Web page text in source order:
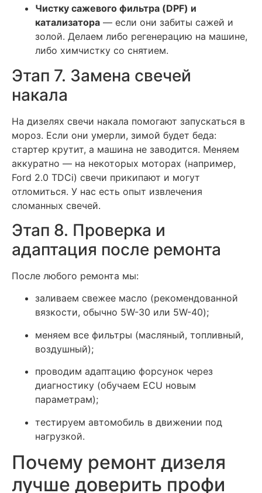
Чистку сажевого фильтра (DPF) и
катализатора — если они забиты сажей и
золой. Делаем либо регенерацию на машине,
либо химчистку со снятием.
Этап 7. Замена свечей
накала
На дизелях свечи накала помогают запускаться в
мороз. Если они умерли, зимой будет беда:
стартер крутит, а машина не заводится. Меняем
аккуратно — на некоторых моторах (например,
Ford 2.0 TDCi) свечи прикипают и могут
отломиться. У нас есть опыт извлечения
сломанных свечей.
Этап 8. Проверка и
адаптация после ремонта
После любого ремонта мы:
заливаем свежее масло (рекомендованной
вязкости, обычно 5W-30 или 5W-40);
меняем все фильтры (масляный, топливный,
воздушный);
проводим адаптацию форсунок через
диагностику (обучаем ECU новым
параметрам);
тестируем автомобиль в движении под
нагрузкой.
Почему ремонт дизеля
лучше доверить профи